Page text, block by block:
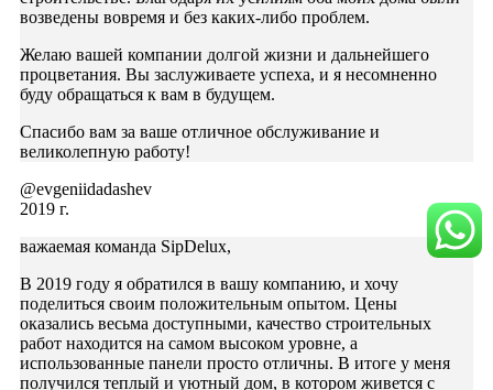
возведены вовремя и без каких-либо проблем.
Желаю вашей компании долгой жизни и дальнейшего
процветания. Вы заслуживаете успеха, и я несомненно
буду обращаться к вам в будущем.
Спасибо вам за ваше отличное обслуживание и
великолепную работу!
@evgeniidadashev
2019 г.
важаемая команда SipDelux,
В 2019 году я обратился в вашу компанию, и хочу
поделиться своим положительным опытом. Цены
оказались весьма доступными, качество строительных
работ находится на самом высоком уровне, а
использованные панели просто отличны. В итоге у меня
получился теплый и уютный дом, в котором живется с